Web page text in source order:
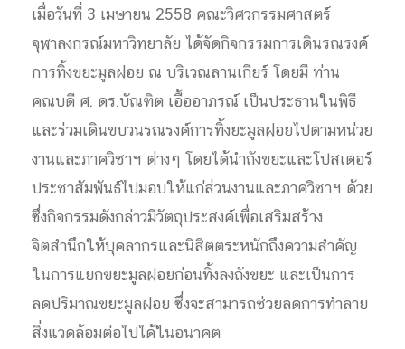
เมื่อวันที่ 3 เมษายน 2558 คณะวิศวกรรมศาสตร์
จุฬาลงกรณ์มหาวิทยาลัย ได้จัดกิจกรรมการเดินรณรงค์
การทิ้งขยะมูลฝอย ณ บริเวณลานเกียร์ โดยมี ท่าน
คณบดี ศ. ดร.บัณฑิต เอื้ออาภรณ์ เป็นประธานในพิธี
และร่วมเดินขบวนรณรงค์การทิ้งยะมูลฝอยไปตามหน่วย
งานและภาควิชาฯ ต่างๆ โดยได้นำถังขยะและโปสเตอร์
ประชาสัมพันธ์ไปมอบให้แก่ส่วนงานและภาควิชาฯ ด้วย
ซึ่งกิจกรรมดังกล่าวมีวัตถุประสงค์เพื่อเสริมสร้าง
จิตสำนึกให้บุคลากรและนิสิตตระหนักถึงความสำคัญ
ในการแยกขยะมูลฝอยก่อนทิ้งลงถังขยะ และเป็นการ
ลดปริมาณขยะมูลฝอย ซึ่งจะสามารถช่วยลดการทำลาย
สิ่งแวดล้อมต่อไปได้ในอนาคต